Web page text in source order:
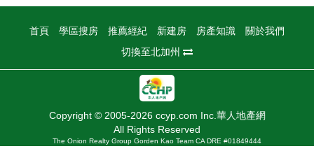
首頁 學區搜房 推薦經紀 新建房 房產知識
關於我們
切換至北加州
Copyright © 2005-2026 ccyp.com Inc.華人地產網
All Rights Reserved
The Onion Realty Group Gorden Kao Team CA DRE #01849444